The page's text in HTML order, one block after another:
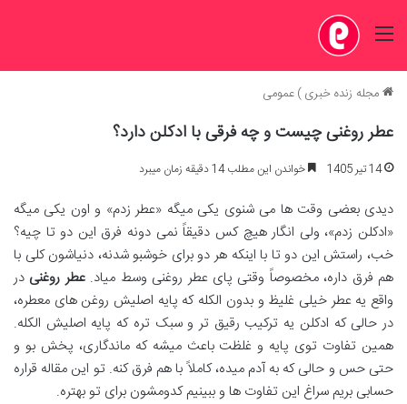
منو
مجله زنده خبری)عمومی
عطر روغنی چیست و چه فرقی با ادکلن دارد؟
14 تیر 1405 خواندن این مطلب 14 دقیقه زمان میبرد
دیدی بعضی وقت ها می شنوی یکی میگه «عطر زدم» و اون یکی میگه
«ادکلن زدم»، ولی انگار هیچ کس دقیقاً نمی دونه فرق این دو تا چیه؟
خب، راستش این دو تا با اینکه هر دو برای خوشبو شدنه، دنیاشون کلی با
هم فرق داره، مخصوصاً وقتی پای عطر روغنی وسط میاد.عطر روغنی در
واقع یه عطر خیلی غلیظ و بدون الکله که پایه اصلیش روغن های معطره،
در حالی که ادکلن یه ترکیب رقیق تر و سبک تره که پایه اصلیش الکله.
همین تفاوت توی پایه و غلظت باعث میشه که ماندگاری، پخش بو و
حتی حس و حالی که به آدم میده، کاملاً با هم فرق کنه. تو این مقاله قراره
حسابی بریم سراغ این تفاوت ها و ببینیم کدومشون برای تو بهتره.